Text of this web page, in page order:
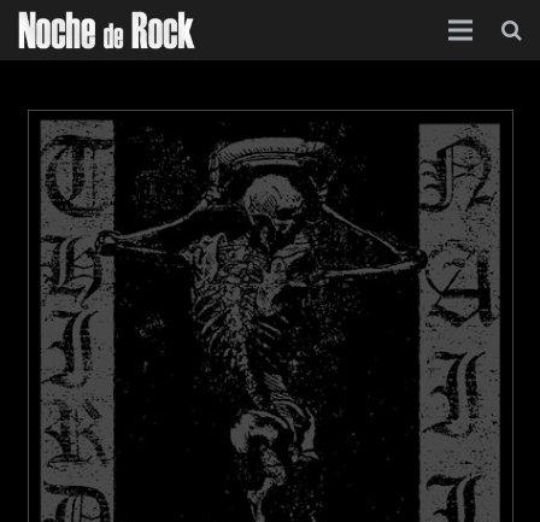
Categorías
Agenda
Foro
Contacto
Acerca de